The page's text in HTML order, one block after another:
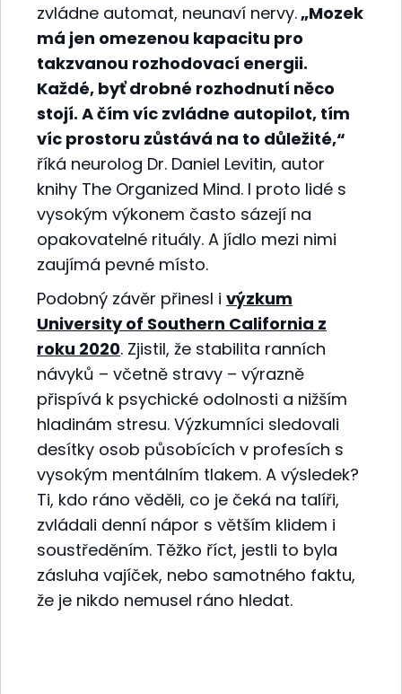
zvládne automat, neunaví nervy. „Mozek
má jen omezenou kapacitu pro
takzvanou rozhodovací energii.
Každé, byť drobné rozhodnutí něco
stojí. A čím víc zvládne autopilot, tím
víc prostoru zůstává na to důležité,“
říká neurolog Dr. Daniel Levitin, autor
knihy The Organized Mind. I proto lidé s
vysokým výkonem často sázejí na
opakovatelné rituály. A jídlo mezi nimi
zaujímá pevné místo.
Podobný závěr přinesl i výzkum
University of Southern California z
roku 2020. Zjistil, že stabilita ranních
návyků – včetně stravy – výrazně
přispívá k psychické odolnosti a nižším
hladinám stresu. Výzkumníci sledovali
desítky osob působících v profesích s
vysokým mentálním tlakem. A výsledek?
Ti, kdo ráno věděli, co je čeká na talíři,
zvládali denní nápor s větším klidem i
soustředěním. Těžko říct, jestli to byla
zásluha vajíček, nebo samotného faktu,
že je nikdo nemusel ráno hledat.